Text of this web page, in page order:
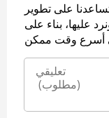
على تطوير
عليها، بناء على